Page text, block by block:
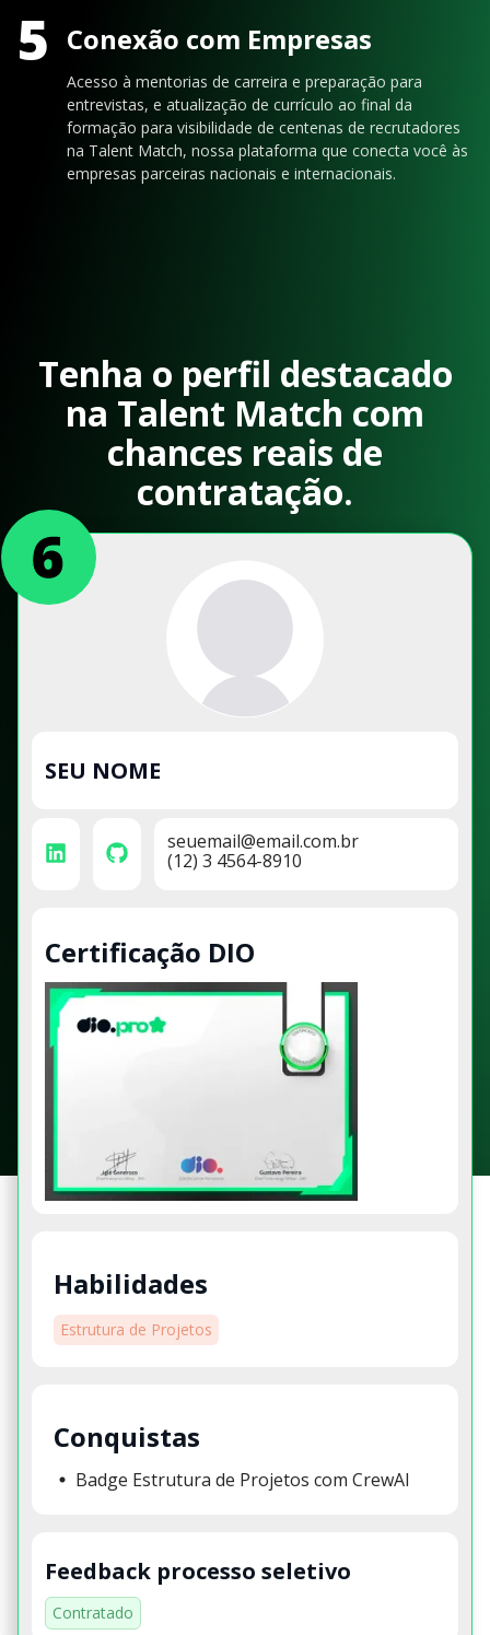
5 Conexão com Empresas
Acesso à mentorias de carreira e preparação para
entrevistas, e atualização de currículo ao final da
formação para visibilidade de centenas de recrutadores
na Talent Match, nossa plataforma que conecta você às
empresas parceiras nacionais e internacionais.
Tenha o perfil destacado
na Talent Match com
chances reais de
contratação.
SEU NOME
seuemail@email.com.br
(12) 3 4564-8910
Certificação DIO
Habilidades
Estrutura de Projetos
Conquistas
Badge Estrutura de Projetos com CrewAI
Feedback processo seletivo
Contratado